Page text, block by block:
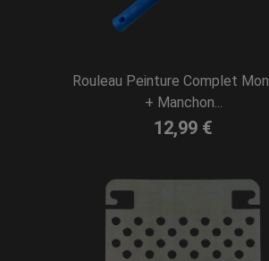
Rouleau Peinture Complet
+ Manchon...
12,99 €